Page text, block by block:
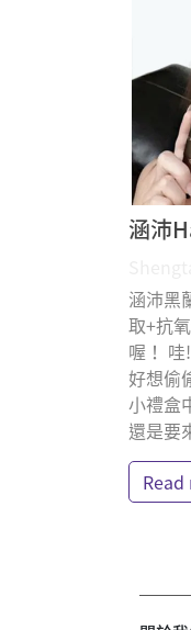
涵沛黑
取+抗
喔！
好想偷
小禮盒
還是要